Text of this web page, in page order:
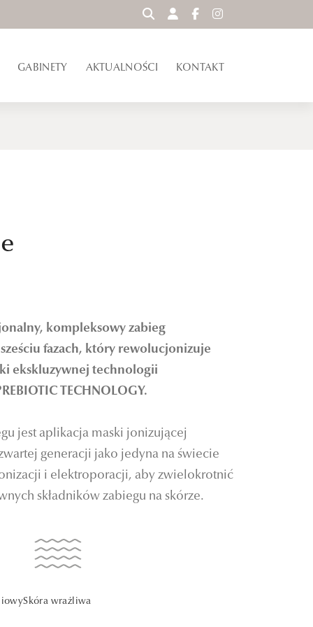
GABINETY AKTUALNOŚCI KONTAKT
kompleksowy zabieg
fazach, który rewolucjonizuje
ekskluzywnej technologii
TECHNOLOGY.
jest aplikacja maski jonizującej
generacji jako jedyna na świecie
i elektroporacji, aby zwielokrotnić
składników zabiegu na skórze.
Skóra wrażliwa